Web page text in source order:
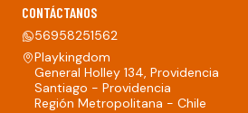
CONTÁCTANOS
56958251562
Playkingdom
General Holley 134, Providencia
Santiago - Providencia
Región Metropolitana - Chile